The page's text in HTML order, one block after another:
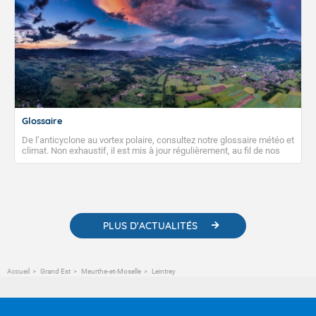
Glossaire
De l’anticyclone au vortex polaire, consultez notre glossaire météo et
climat. Non exhaustif, il est mis à jour régulièrement, au fil de nos
publications. Vous y trouverez également des liens utiles vers nos
PLUS D'ACTUALITÉS
Accueil Grand Est Meurthe-et-Moselle Leintrey